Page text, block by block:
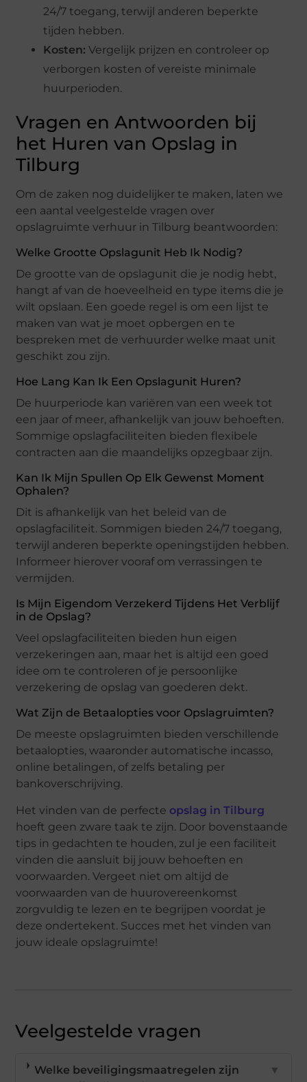
24/7 toegang, terwijl anderen beperkte
tijden hebben.
Kosten: Vergelijk prijzen en controleer op
verborgen kosten of vereiste minimale
huurperioden.
Vragen en Antwoorden bij
het Huren van Opslag in
Tilburg
Om de zaken nog duidelijker te maken, laten we
een aantal veelgestelde vragen over
opslagruimte verhuur in Tilburg beantwoorden:
Welke Grootte Opslagunit Heb Ik Nodig?
De grootte van de opslagunit die je nodig hebt,
hangt af van de hoeveelheid en type items die je
wilt opslaan. Een goede regel is om een lijst te
maken van wat je moet opbergen en te
bespreken met de verhuurder welke maat unit
geschikt zou zijn.
Hoe Lang Kan Ik Een Opslagunit Huren?
De huurperiode kan variëren van een week tot
een jaar of meer, afhankelijk van jouw behoeften.
Sommige opslagfaciliteiten bieden flexibele
contracten aan die maandelijks opzegbaar zijn.
Kan Ik Mijn Spullen Op Elk Gewenst Moment
Ophalen?
Dit is afhankelijk van het beleid van de
opslagfaciliteit. Sommigen bieden 24/7 toegang,
terwijl anderen beperkte openingstijden hebben.
Informeer hierover vooraf om verrassingen te
vermijden.
Is Mijn Eigendom Verzekerd Tijdens Het Verblijf
in de Opslag?
Veel opslagfaciliteiten bieden hun eigen
verzekeringen aan, maar het is altijd een goed
idee om te controleren of je persoonlijke
verzekering de opslag van goederen dekt.
Wat Zijn de Betaalopties voor Opslagruimten?
De meeste opslagruimten bieden verschillende
betaalopties, waaronder automatische incasso,
online betalingen, of zelfs betaling per
bankoverschrijving.
Het vinden van de perfecte opslag in Tilburg
hoeft geen zware taak te zijn. Door bovenstaande
tips in gedachten te houden, zul je een faciliteit
vinden die aansluit bij jouw behoeften en
voorwaarden. Vergeet niet om altijd de
voorwaarden van de huurovereenkomst
zorgvuldig te lezen en te begrijpen voordat je
deze ondertekent. Succes met het vinden van
jouw ideale opslagruimte!
Veelgestelde vragen
Welke beveiligingsmaatregelen zijn
▼